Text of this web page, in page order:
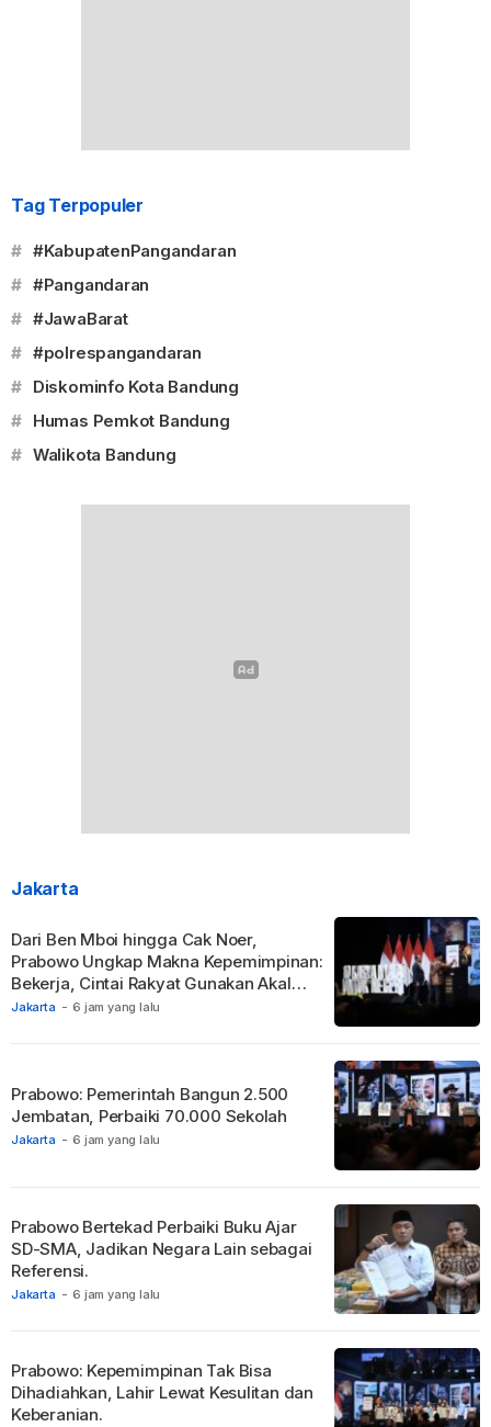
Tag Terpopuler
# #KabupatenPangandaran
# #Pangandaran
# #JawaBarat
# #polrespangandaran
# Diskominfo Kota Bandung
# Humas Pemkot Bandung
# Walikota Bandung
Jakarta
Jakarta - 6 jam yang lalu
Dari Ben Mboi hingga Cak Noer,
Prabowo Ungkap Makna Kepemimpinan:
Bekerja, Cintai Rakyat Gunakan Akal
Sehat.
Jakarta - 6 jam yang lalu
Prabowo: Pemerintah Bangun 2.500
Jembatan, Perbaiki 70.000 Sekolah
Jakarta - 6 jam yang lalu
Prabowo Bertekad Perbaiki Buku Ajar
SD-SMA, Jadikan Negara Lain sebagai
Referensi.
Prabowo: Kepemimpinan Tak Bisa
Dihadiahkan, Lahir Lewat Kesulitan dan
Keberanian.